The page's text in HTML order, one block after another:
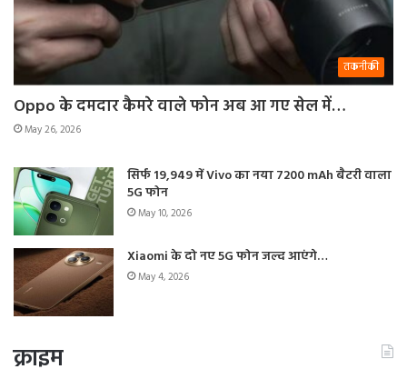
तकनीकी
Oppo के दमदार कैमरे वाले फोन अब आ गए सेल में…
May 26, 2026
सिर्फ 19,949 में Vivo का नया 7200 mAh बैटरी वाला
5G फोन
May 10, 2026
Xiaomi के दो नए 5G फोन जल्द आएंगे…
May 4, 2026
क्राइम